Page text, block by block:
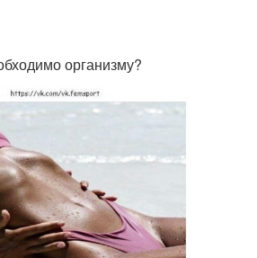
организму?